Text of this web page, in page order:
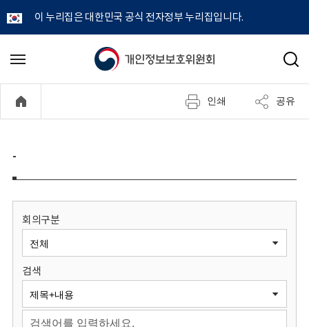
이 누리집은 대한민국 공식 전자정부 누리집입니다.
개
정
보
원
회
메
기
검
인쇄 공유
-
회의구분
검색